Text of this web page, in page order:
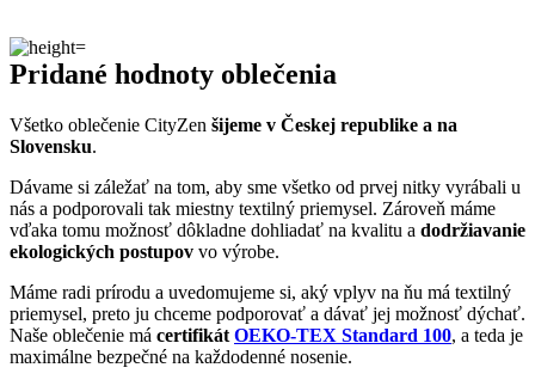
Pridané hodnoty oblečenia
Všetko oblečenie CityZen šijeme v Českej republike a na
Slovensku.
Dávame si záležať na tom, aby sme všetko od prvej nitky vyrábali u
nás a podporovali tak miestny textilný priemysel. Zároveň máme
vďaka tomu možnosť dôkladne dohliadať na kvalitu a dodržiavanie
ekologických postupov vo výrobe.
Máme radi prírodu a uvedomujeme si, aký vplyv na ňu má textilný
priemysel, preto ju chceme podporovať a dávať jej možnosť dýchať.
Naše oblečenie má certifikát OEKO-TEX Standard 100, a teda je
maximálne bezpečné na každodenné nosenie.